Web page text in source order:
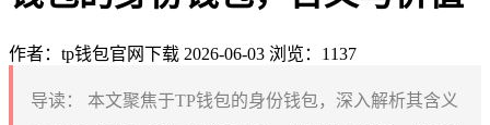
作者：tp钱包官网下载 2026-06-03 浏览：1137
导读：
本文聚焦于TP钱包的身份钱包，深入解析其含义